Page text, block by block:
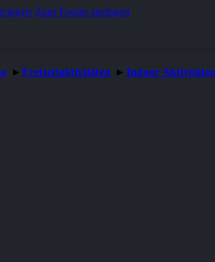
Zum Footer springen
Freizeitaktivitäten Indoor